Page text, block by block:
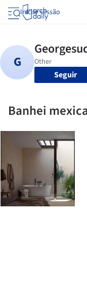
Iniciar sessão
Seguir
Banhei